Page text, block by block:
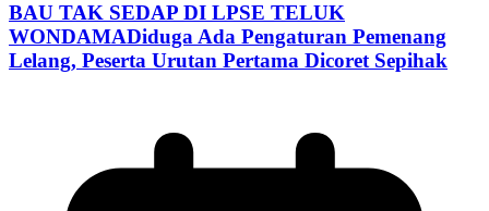
BAU TAK SEDAP DI LPSE TELUK
WONDAMADiduga Ada Pengaturan Pemenang
Lelang, Peserta Urutan Pertama Dicoret Sepihak